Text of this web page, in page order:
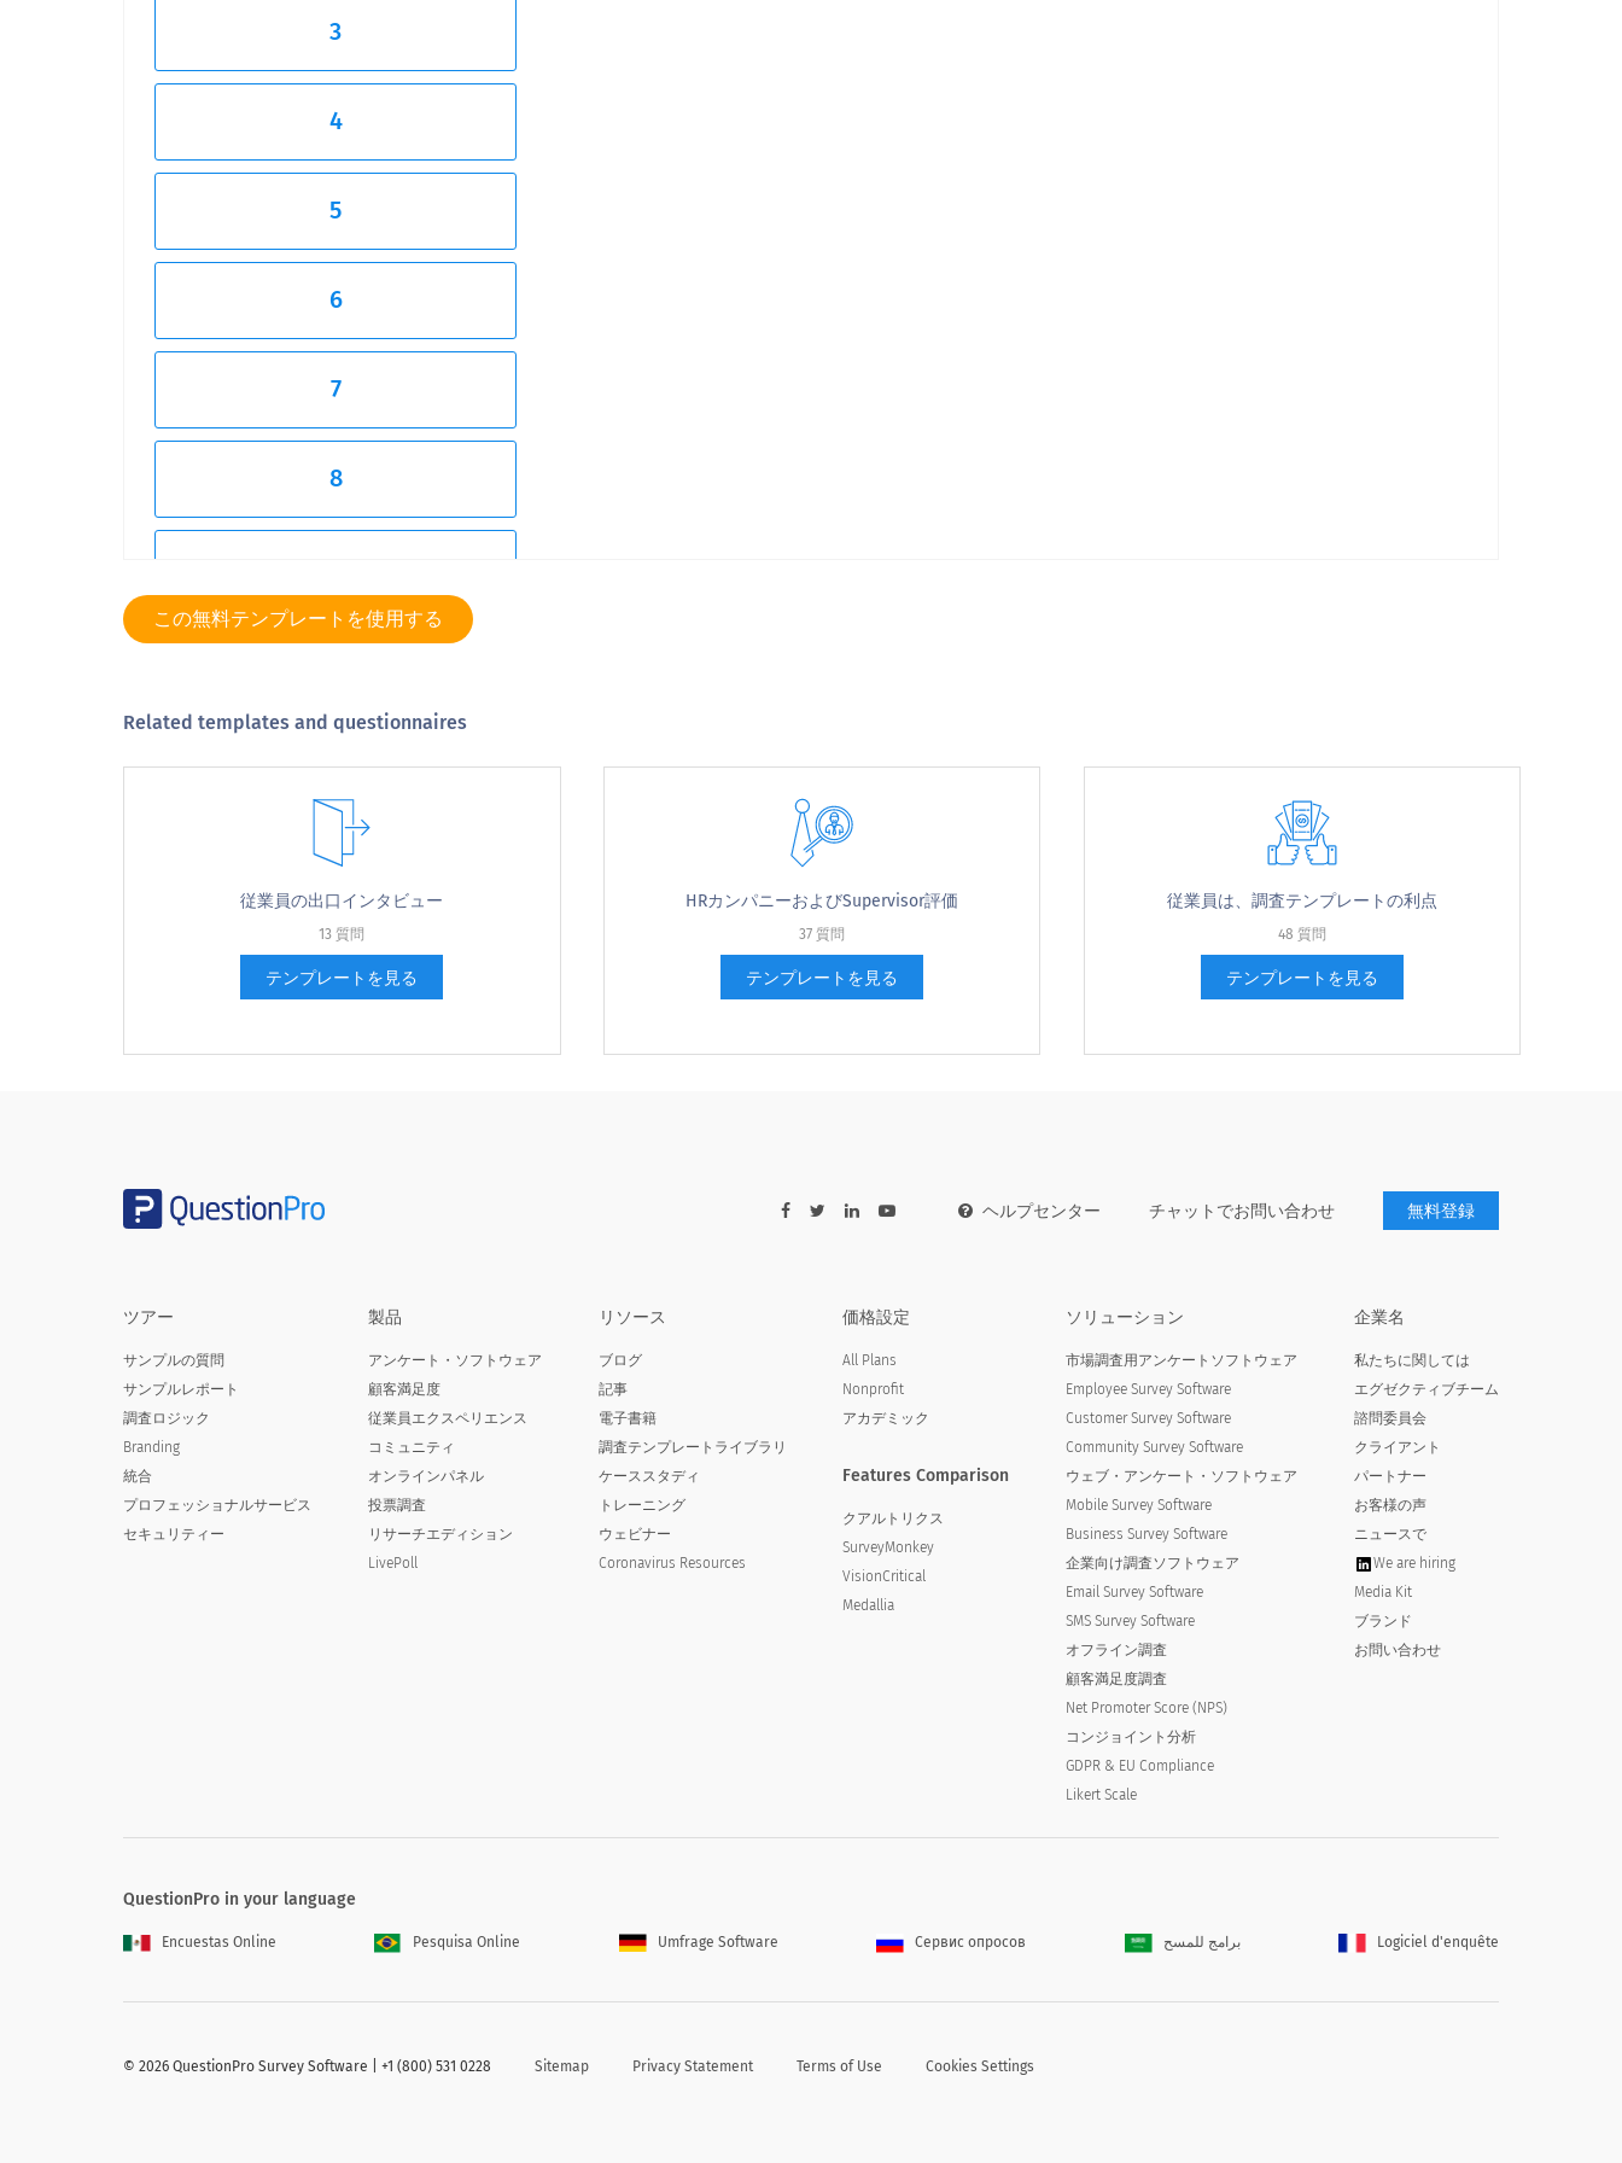
3
4
5
6
7
8
ありそうにない
Japanese (日本語) translation missing for :
2. Please choose the most appropriate answer for the following statements:
Japanese (日本語) translation
Japanese (日本語) translation
Japanese (日本語) translation
Japanese (日本語) translation missing for : I feel aligned with
the organization’s goal
organization’s expectations
Japanese (日本語) translation missing for : I have access to the
resources and tools needed to successfully complete my tasks
Japanese (日本語) translation missing for : I am given sufficient
time to complete my tasks
Japanese (日本語) translation missing for : I feel inspired to
Japanese (日本語) translation missing for : I feel I have a good
Japanese (日本語) translation
Japanese (日本語) translation
missing for : Agree
missing for : Strongly agree
continuous feedback is followed in the organization
Japanese (日本語) translation missing for : I enjoy working with
この無料テンプレートを使用する
Related templates and questionnaires
従業員の出口インタビュー
13 質問
テンプレートを見る
HRカンパニーおよびSupervisor評価
37 質問
テンプレートを見る
従業員は、調査テンプレートの利点
48 質問
テンプレートを見る
ヘルプセンター チャットでお問い合わせ 無料登録
ツアー
サンプルの質問
サンプルレポート
調査ロジック
Branding
統合
プロフェッショナルサービス
セキュリティー
製品
アンケート・ソフトウェア
顧客満足度
従業員エクスペリエンス
コミュニティ
オンラインパネル
投票調査
リサーチエディション
LivePoll
リソース
ブログ
記事
電子書籍
調査テンプレートライブラリ
ケーススタディ
トレーニング
ウェビナー
Coronavirus Resources
価格設定
All Plans
Nonprofit
アカデミック
Features Comparison
クアルトリクス
SurveyMonkey
VisionCritical
Medallia
ソリューション
市場調査用アンケートソフトウェア
Employee Survey Software
Customer Survey Software
Community Survey Software
ウェブ・アンケート・ソフトウェア
Mobile Survey Software
Business Survey Software
企業向け調査ソフトウェア
Email Survey Software
SMS Survey Software
オフライン調査
顧客満足度調査
Net Promoter Score (NPS)
コンジョイント分析
GDPR & EU Compliance
Likert Scale
企業名
私たちに関しては
エグゼクティブチーム
諮問委員会
クライアント
パートナー
お客様の声
ニュースで
We are hiring
Media Kit
ブランド
お問い合わせ
QuestionPro in your language
Encuestas Online Pesquisa Online Umfrage Software Сервис опросов برامج للمسح Logiciel d'enquête
© 2026 QuestionPro Survey Software | +1 (800) 531 0228 Sitemap Privacy Statement Terms of Use Cookies Settings